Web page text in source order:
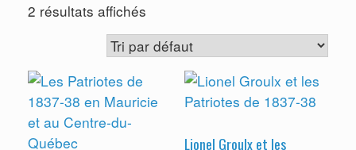
2 résultats affichés
Lionel Groulx et les